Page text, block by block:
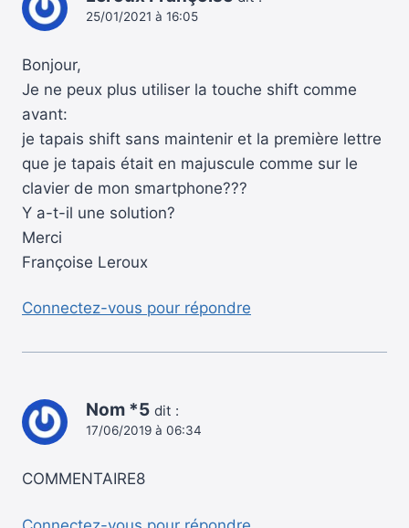
25/01/2021 à 16:05
Bonjour,
Je ne peux plus utiliser la touche shift comme
avant:
je tapais shift sans maintenir et la première lettre
que je tapais était en majuscule comme sur le
clavier de mon smartphone???
Y a-t-il une solution?
Merci
Françoise Leroux
Connectez-vous pour répondre
Nom *5 dit :
17/06/2019 à 06:34
COMMENTAIRE8